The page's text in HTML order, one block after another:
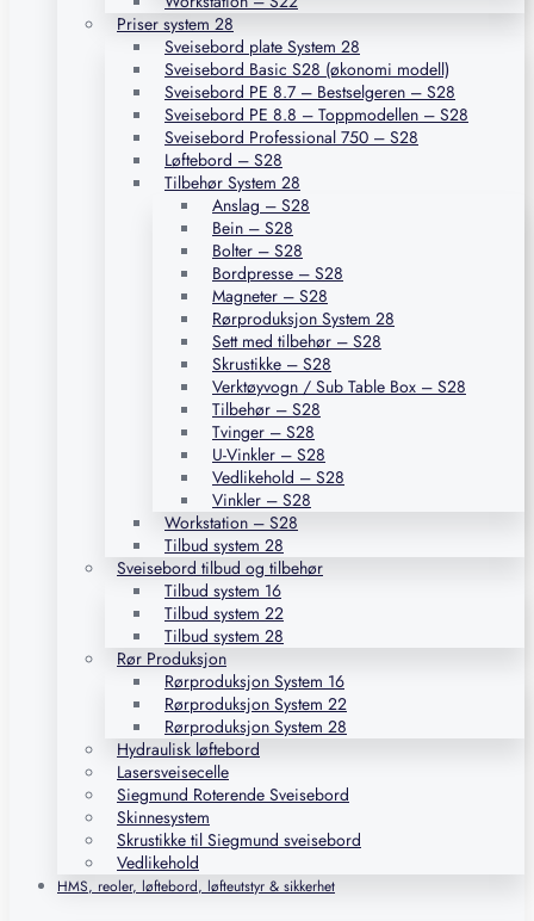
Priser system 28
Sveisebord plate System 28
Sveisebord Basic S28 (økonomi modell)
Sveisebord PE 8.7 – Bestselgeren – S28
Sveisebord PE 8.8 – Toppmodellen – S28
Sveisebord Professional 750 – S28
Løftebord – S28
Tilbehør System 28
Anslag – S28
Bein – S28
Bolter – S28
Bordpresse – S28
Magneter – S28
Rørproduksjon System 28
Sett med tilbehør – S28
Skrustikke – S28
Verktøyvogn / Sub Table Box – S28
Tilbehør – S28
Tvinger – S28
U-Vinkler – S28
Vedlikehold – S28
Vinkler – S28
Workstation – S28
Tilbud system 28
Sveisebord tilbud og tilbehør
Tilbud system 16
Tilbud system 22
Tilbud system 28
Rør Produksjon
Rørproduksjon System 16
Rørproduksjon System 22
Rørproduksjon System 28
Hydraulisk løftebord
Lasersveisecelle
Siegmund Roterende Sveisebord
Skinnesystem
Skrustikke til Siegmund sveisebord
Vedlikehold
HMS, reoler, løftebord, løfteutstyr & sikkerhet